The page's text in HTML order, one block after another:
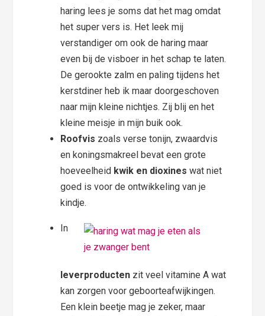
haring lees je soms dat het mag omdat
het super vers is. Het leek mij
verstandiger om ook de haring maar
even bij de visboer in het schap te laten.
De gerookte zalm en paling tijdens het
kerstdiner heb ik maar doorgeschoven
naar mijn kleine nichtjes. Zij blij en het
kleine meisje in mijn buik ook.
Roofvis zoals verse tonijn, zwaardvis
en koningsmakreel bevat een grote
hoeveelheid kwik en dioxines wat niet
goed is voor de ontwikkeling van je
kindje.
In
leverproducten zit veel vitamine A wat
kan zorgen voor geboorteafwijkingen.
Een klein beetje mag je zeker, maar